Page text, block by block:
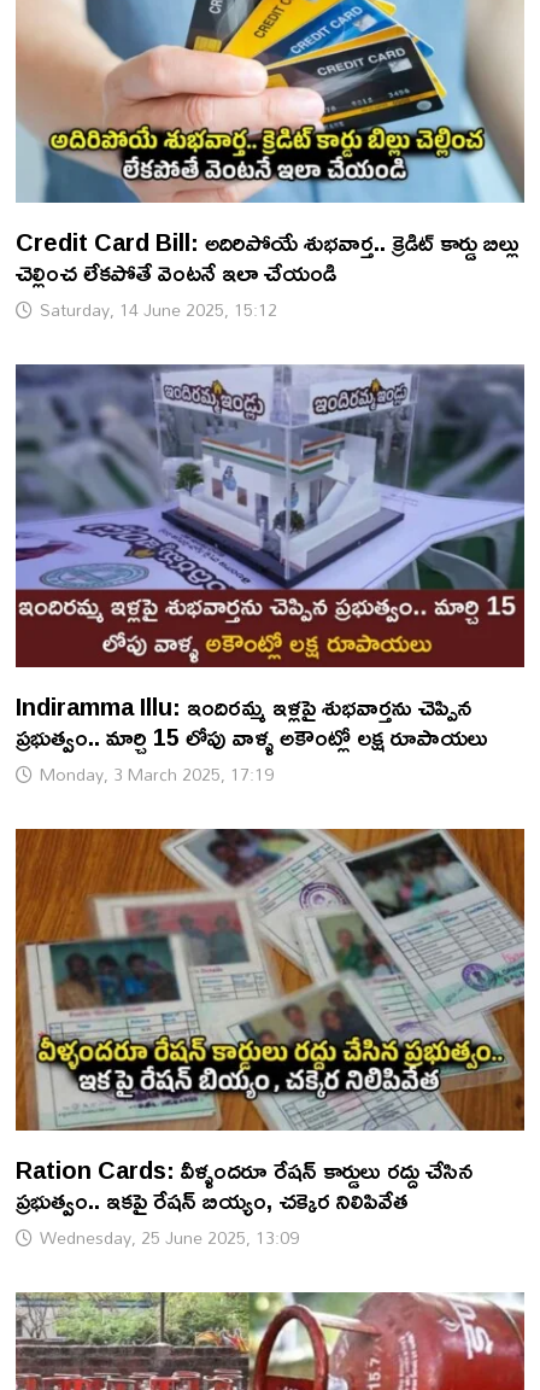
Credit Card Bill: అదిరిపోయే శుభవార్త.. క్రెడిట్ కార్డు బిల్లు
చెల్లించ లేకపోతే వెంటనే ఇలా చేయండి
Saturday, 14 June 2025, 15:12
Indiramma Illu: ఇందిరమ్మ ఇళ్లపై శుభవార్తను చెప్పిన
ప్రభుత్వం.. మార్చి 15 లోపు వాళ్ళ అకౌంట్లో లక్ష రూపాయలు
Monday, 3 March 2025, 17:19
Ration Cards: వీళ్ళందరూ రేషన్ కార్డులు రద్దు చేసిన
ప్రభుత్వం.. ఇకపై రేషన్ బియ్యం, చక్కెర నిలిపివేత
Wednesday, 25 June 2025, 13:09